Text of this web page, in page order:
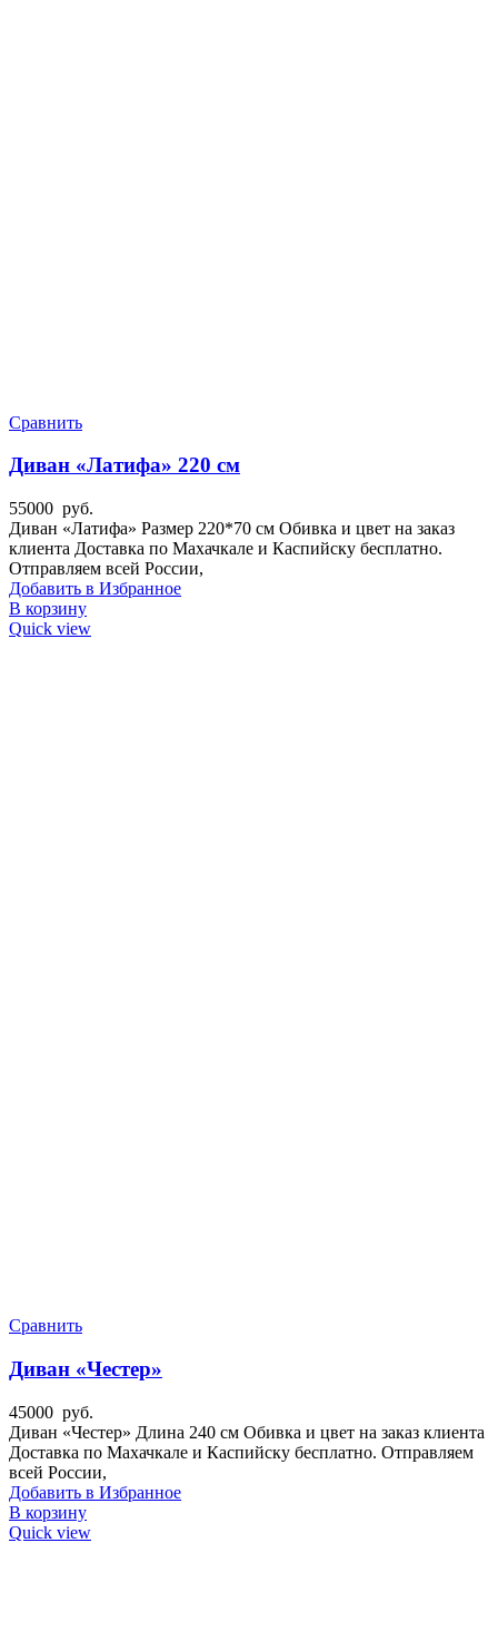
Сравнить
Диван «Латифа» 220 см
55000 руб.
Диван «Латифа» Размер 220*70 см Обивка и цвет на заказ
клиента Доставка по Махачкале и Каспийску бесплатно.
Отправляем всей России,
Добавить в Избранное
В корзину
Quick view
Сравнить
Диван «Честер»
45000 руб.
Диван «Честер» Длина 240 см Обивка и цвет на заказ клиента
Доставка по Махачкале и Каспийску бесплатно. Отправляем
всей России,
Добавить в Избранное
В корзину
Quick view